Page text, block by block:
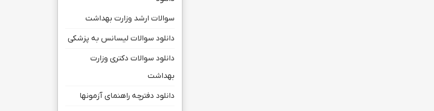
سوالات ارشد وزارت بهداشت
دانلود سوالات لیسانس به پزشکی
دانلود سوالات دکتری وزارت
بهداشت
دانلود دفترچه راهنمای آزمونها